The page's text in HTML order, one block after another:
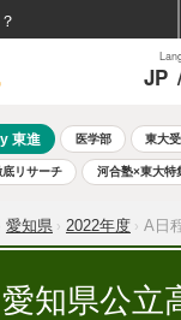
JP
東進 医学部 東大
底リサーチ 河合塾×東大特
8月開催学校説明会・相談会
自由研究教材（中学生向け
愛知県 2022年度 A日
知県公立